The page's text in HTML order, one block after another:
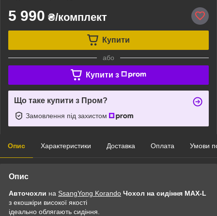
5 990 ₴/комплект
Купити
або
Купити з
Що таке купити з Пром?
Замовлення під захистом
Опис Характеристики Доставка Оплата Умови
Опис
Авточохли на SsangYong Korando Чохол на сидіння MAX-L
з екошкіри високої якості
ідеально облягають сидіння.